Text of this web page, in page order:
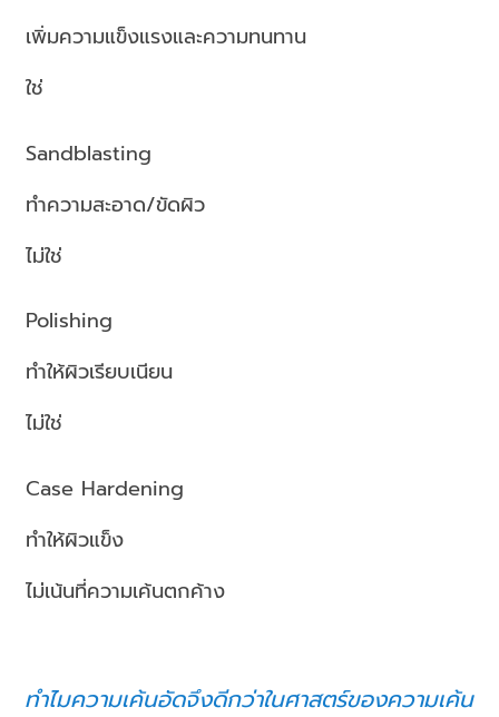
เพิ่มความแข็งแรงและความทนทาน
ใช่
Sandblasting
ทำความสะอาด/ขัดผิว
ไม่ใช่
Polishing
ทำให้ผิวเรียบเนียน
ไม่ใช่
Case Hardening
ทำให้ผิวแข็ง
ไม่เน้นที่ความเค้นตกค้าง
ทำไมความเค้นอัดจึงดีกว่าในศาสตร์ของความเค้น